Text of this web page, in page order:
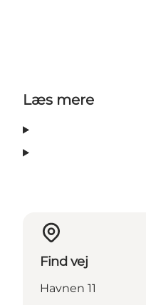
Læs mere
Find vej
Havnen 11